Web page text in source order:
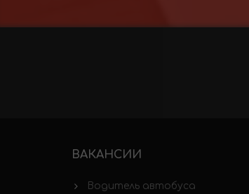
ВАКАНСИИ
Водитель автобуса